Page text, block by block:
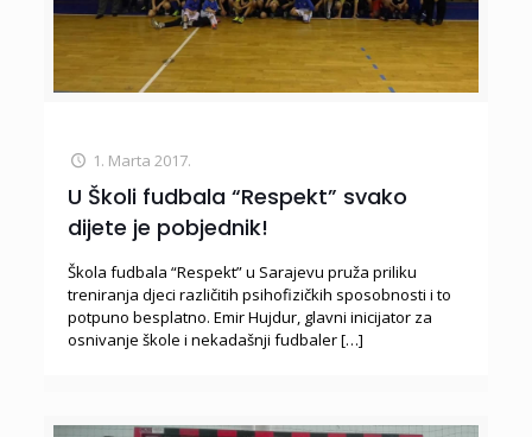
1. Marta 2017.
U Školi fudbala “Respekt” svako
dijete je pobjednik!
Škola fudbala “Respekt” u Sarajevu pruža priliku
treniranja djeci različitih psihofizičkih sposobnosti i to
potpuno besplatno. Emir Hujdur, glavni inicijator za
osnivanje škole i nekadašnji fudbaler[…]